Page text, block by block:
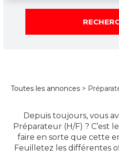
Toutes les annonces >
Depuis toujours, vous
Préparateur (H/F) ? C’est
faire en sorte que cette
Feuilletez les différentes